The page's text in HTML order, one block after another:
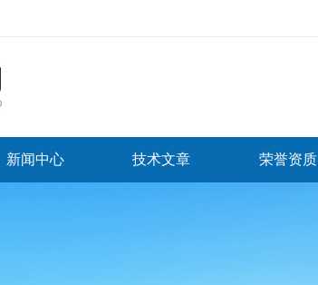
新闻中心 技术文章 荣誉资质